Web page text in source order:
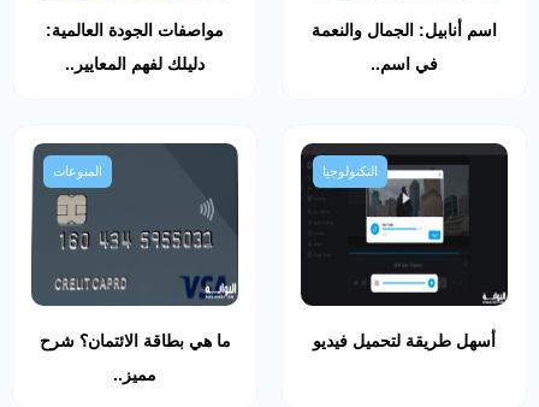
اسم أنابيل: الجمال والنعمة
في اسم..
مواصفات الجودة العالمية:
دليلك لفهم المعايير..
التكنولوجيا
أسهل طريقة لتحميل فيديو
المنوعات
ما هي بطاقة الائتمان؟ شرح
مميز..